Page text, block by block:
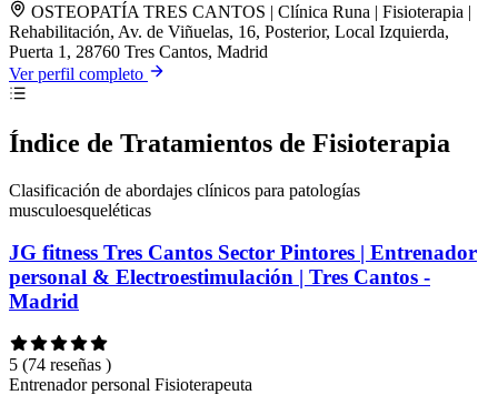
OSTEOPATÍA TRES CANTOS | Clínica Runa | Fisioterapia |
Rehabilitación, Av. de Viñuelas, 16, Posterior, Local Izquierda,
Puerta 1, 28760 Tres Cantos, Madrid
Ver perfil completo
Índice de Tratamientos de Fisioterapia
Clasificación de abordajes clínicos para patologías
musculoesqueléticas
JG fitness Tres Cantos Sector Pintores | Entrenador
personal & Electroestimulación | Tres Cantos -
Madrid
5 (74 reseñas )
Entrenador personal Fisioterapeuta